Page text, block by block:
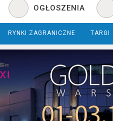
OGŁOSZENIA
RYNKI ZAGRANICZNE TARGI